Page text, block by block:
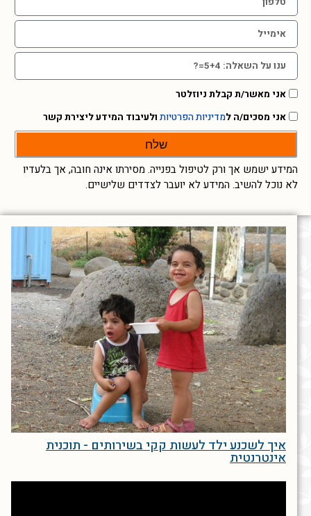
אני מאשר/ת קבלת ניוזלטר
אני מסכים/ה למדיניות הפרטיות ולעיבוד המידע ליצירת קשר
שלח
המידע ישמש אך ורק לטיפול בפנייה. מסירתו אינה חובה, אך בלעדיו
לא נוכל להשיב. המידע לא יועבר לצדדים שלישיים.
איך לשכנע ילד לעשות קקי בשירותים - תוכנית
אינטרנטית